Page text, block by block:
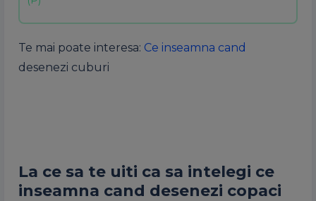
Te mai poate interesa: Ce inseamna cand
desenezi cuburi
La ce sa te uiti ca sa intelegi ce
inseamna cand desenezi copaci